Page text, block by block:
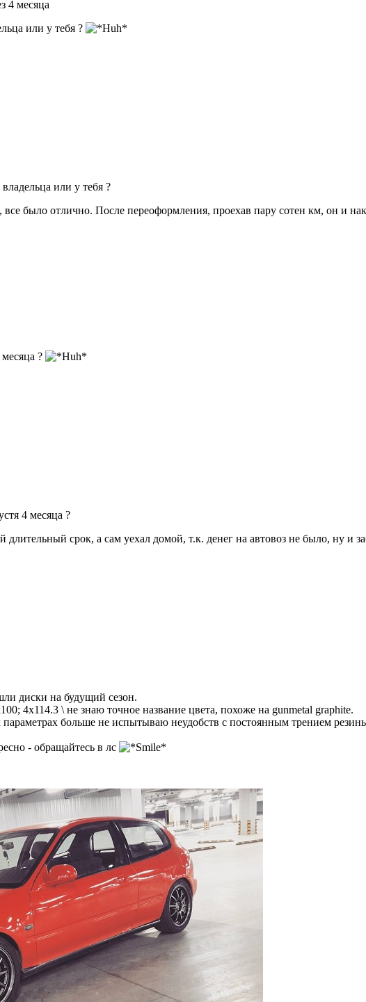
4 месяца
или у тебя ?
или у тебя ?
было отлично. После переоформления, проехав пару сотен км, он и
?
4 месяца ?
срок, а сам уехал домой, т.к. денег на автовоз не было, ну и
диски на будущий сезон.
4x114.3 \ не знаю точное название цвета, похоже на gunmetal graphite.
параметрах больше не испытываю неудобств с постоянным трением
- обращайтесь в лс